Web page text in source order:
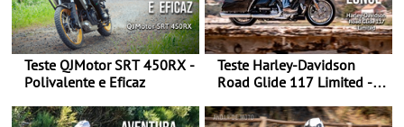
Teste QJMotor SRT 450RX -
Polivalente e Eficaz
Teste Harley-Davidson
Road Glide 117 Limited - A